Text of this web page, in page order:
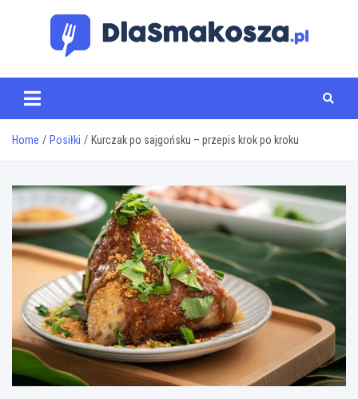
www.dlasmakosza.pl
Home Posiłki Kurczak po sajgońsku – przepis krok po kroku